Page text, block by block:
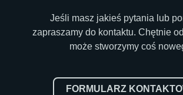
Jeśli masz jakieś pytania lub
zapraszamy do kontaktu. Chętnie
może stworzymy coś
FORMULARZ